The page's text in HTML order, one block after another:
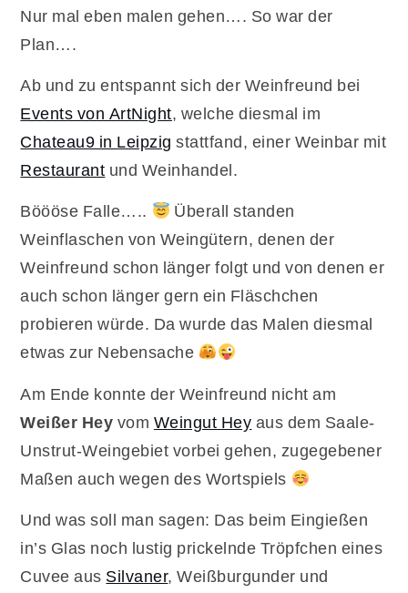
Nur mal eben malen gehen…. So war der
Plan….
Ab und zu entspannt sich der Weinfreund bei
Events von ArtNight, welche diesmal im
Chateau9 in Leipzig stattfand, einer Weinbar mit
Restaurant und Weinhandel.
Böööse Falle…..
Überall standen
Weinflaschen von Weingütern, denen der
Weinfreund schon länger folgt und von denen er
auch schon länger gern ein Fläschchen
probieren würde. Da wurde das Malen diesmal
etwas zur Nebensache
Am Ende konnte der Weinfreund nicht am
Weißer Hey vom Weingut Hey aus dem Saale-
Unstrut-Weingebiet vorbei gehen, zugegebener
Maßen auch wegen des Wortspiels
Und was soll man sagen: Das beim Eingießen
in’s Glas noch lustig prickelnde Tröpfchen eines
Cuvee aus Silvaner, Weißburgunder und